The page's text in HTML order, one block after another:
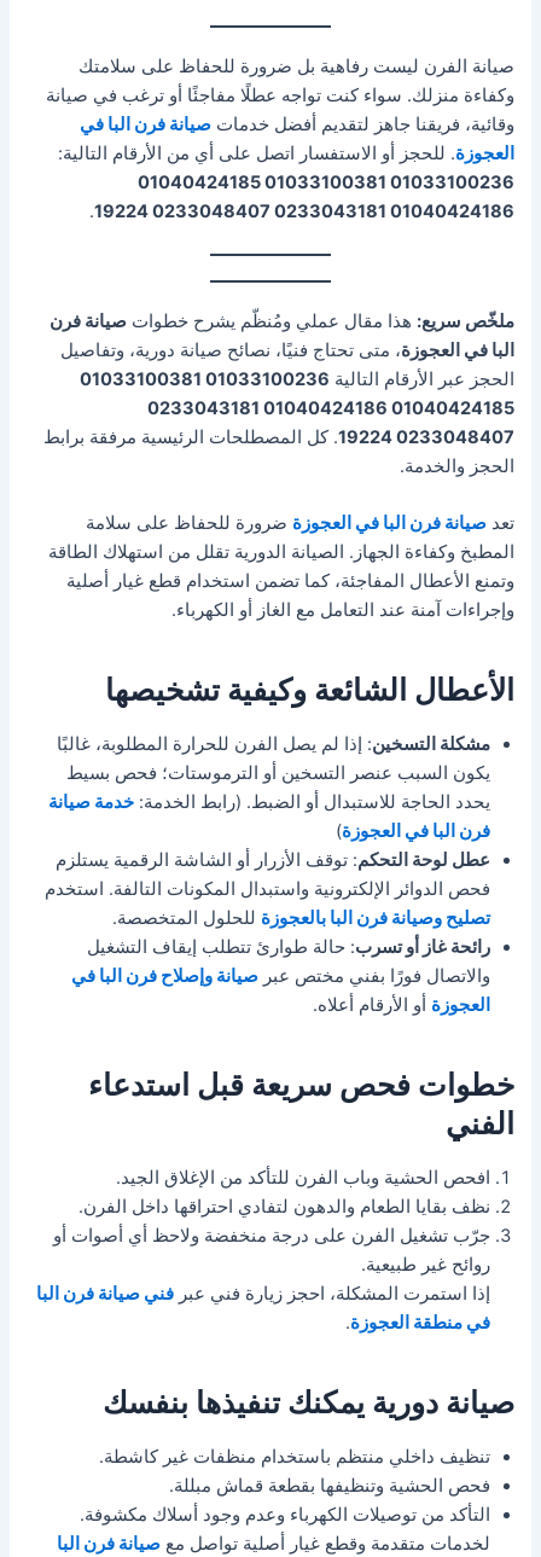
صيانة الفرن ليست رفاهية بل ضرورة للحفاظ على سلامتك
وكفاءة منزلك. سواء كنت تواجه عطلًا مفاجئًا أو ترغب في صيانة
وقائية، فريقنا جاهز لتقديم أفضل خدماتصيانة فرن البا في
العجوزة. للحجز أو الاستفسار اتصل على أي من الأرقام التالية:
01033100236 01033100381 01040424185
01040424186 0233043181 0233048407 19224
.
ملخّص سريع: هذا مقال عملي ومُنظّم يشرح خطواتصيانة فرن
البا في العجوزة، متى تحتاج فنيًا، نصائح صيانة دورية، وتفاصيل
الحجز عبر الأرقام التالية
01033100236 01033100381
01040424185 01040424186 0233043181
0233048407 19224
. كل المصطلحات الرئيسية مرفقة برابط
الحجز والخدمة.
تعدصيانة فرن البا في العجوزة ضرورة للحفاظ على سلامة
المطبخ وكفاءة الجهاز. الصيانة الدورية تقلل من استهلاك الطاقة
وتمنع الأعطال المفاجئة، كما تضمن استخدام قطع غيار أصلية
وإجراءات آمنة عند التعامل مع الغاز أو الكهرباء.
الأعطال الشائعة وكيفية تشخيصها
مشكلة التسخين: إذا لم يصل الفرن للحرارة المطلوبة، غالبًا
يكون السبب عنصر التسخين أو الترموستات؛ فحص بسيط
يحدد الحاجة للاستبدال أو الضبط. (رابط الخدمة:خدمة صيانة
فرن البا في العجوزة)
عطل لوحة التحكم: توقف الأزرار أو الشاشة الرقمية يستلزم
فحص الدوائر الإلكترونية واستبدال المكونات التالفة. استخدم
تصليح وصيانة فرن البا بالعجوزة للحلول المتخصصة.
رائحة غاز أو تسرب: حالة طوارئ تتطلب إيقاف التشغيل
والاتصال فورًا بفني مختص عبرصيانة وإصلاح فرن البا في
العجوزة أو الأرقام أعلاه.
خطوات فحص سريعة قبل استدعاء
الفني
افحص الحشية وباب الفرن للتأكد من الإغلاق الجيد.
نظف بقايا الطعام والدهون لتفادي احتراقها داخل الفرن.
جرّب تشغيل الفرن على درجة منخفضة ولاحظ أي أصوات أو
روائح غير طبيعية.
إذا استمرت المشكلة، احجز زيارة فني عبرفني صيانة فرن البا
في منطقة العجوزة.
صيانة دورية يمكنك تنفيذها بنفسك
تنظيف داخلي منتظم باستخدام منظفات غير كاشطة.
فحص الحشية وتنظيفها بقطعة قماش مبللة.
التأكد من توصيلات الكهرباء وعدم وجود أسلاك مكشوفة.
لخدمات متقدمة وقطع غيار أصلية تواصل معصيانة فرن البا